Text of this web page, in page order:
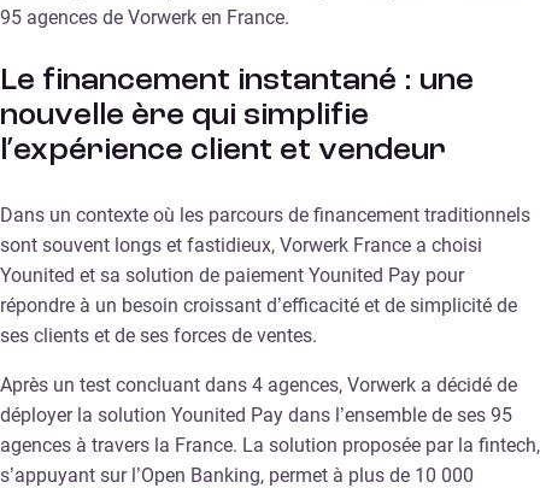
95 agences de Vorwerk en France.
Le financement instantané : une
nouvelle ère qui simplifie
l’expérience client et vendeur
Dans un contexte où les parcours de financement traditionnels
sont souvent longs et fastidieux, Vorwerk France a choisi
Younited et sa solution de paiement Younited Pay pour
répondre à un besoin croissant d’efficacité et de simplicité de
ses clients et de ses forces de ventes.
Après un test concluant dans 4 agences, Vorwerk a décidé de
déployer la solution Younited Pay dans l’ensemble de ses 95
agences à travers la France. La solution proposée par la fintech,
s’appuyant sur l’Open Banking, permet à plus de 10 000